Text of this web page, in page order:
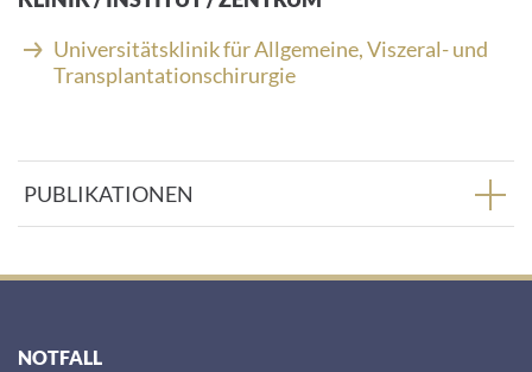
l
A
d
s
s
e
Universitätsklinik für Allgemeine, Viszeral- und
Transplantationschirurgie
PUBLIKATIONEN
NOTFALL